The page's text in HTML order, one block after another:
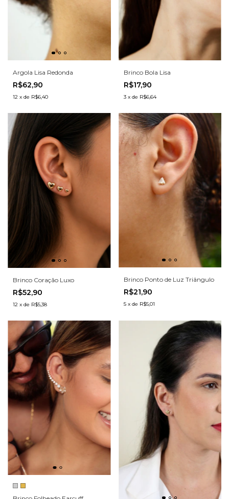
Argola Lisa Redonda
R$62,90
12 x de R$6,40
Brinco Bola Lisa
R$17,90
3 x de R$6,64
Brinco Coração Luxo
R$52,90
12 x de R$5,38
Brinco Ponto de Luz Triângulo
R$21,90
5 x de R$5,01